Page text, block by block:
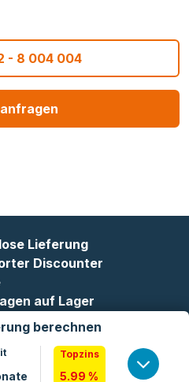
- 8 004 004
berechnen
Topzins
5.99 %
Lieferung
Discounter
auf Lager